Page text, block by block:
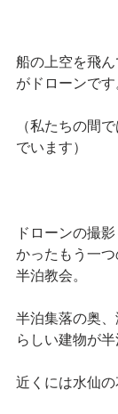
船の上空を飛
がドローンです
（私たちの間
でいます）
ドローンの撮
かったもう一つ
半泊教会。
半泊集落の奥
らしい建物が半
近くには水仙の